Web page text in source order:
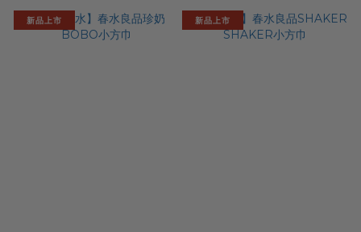
新品上市 新品上市